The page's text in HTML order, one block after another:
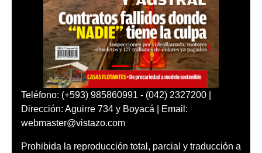
Teléfono: (+593) 985860991 - (042) 2327200 |
Dirección: Aguirre 734 y Boyacá | Email:
webmaster@vistazo.com
Prohibida la reproducción total, parcial y traducción a